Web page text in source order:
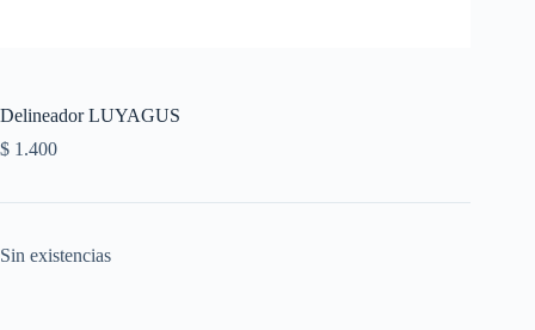
Delineador LUYAGUS
$ 1.400
Sin existencias